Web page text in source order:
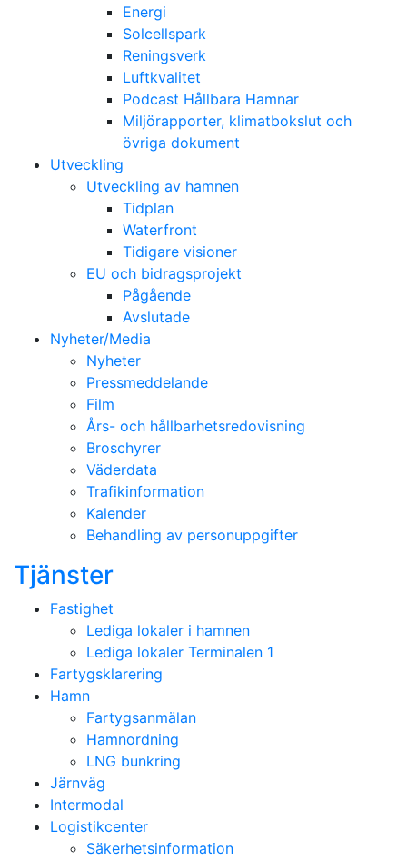
Energi
Solcellspark
Reningsverk
Luftkvalitet
Podcast Hållbara Hamnar
Miljörapporter, klimatbokslut och
övriga dokument
Utveckling
Utveckling av hamnen
Tidplan
Waterfront
Tidigare visioner
EU och bidragsprojekt
Pågående
Avslutade
Nyheter/Media
Nyheter
Pressmeddelande
Film
Års- och hållbarhetsredovisning
Broschyrer
Väderdata
Trafikinformation
Kalender
Behandling av personuppgifter
Tjänster
Fastighet
Lediga lokaler i hamnen
Lediga lokaler Terminalen 1
Fartygsklarering
Hamn
Fartygsanmälan
Hamnordning
LNG bunkring
Järnväg
Intermodal
Logistikcenter
Säkerhetsinformation